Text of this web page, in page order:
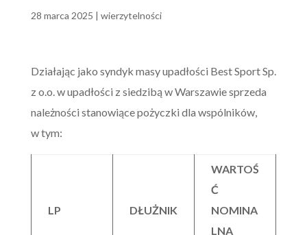
28 marca 2025 | wierzytelności
Działając jako syndyk masy upadłości Best Sport Sp.
z o.o. w upadłości z siedzibą w Warszawie sprzeda
należności stanowiące pożyczki dla wspólników,
w tym:
LP DŁUŻNIK
WARTOŚ
Ć
NOMINA
LNA